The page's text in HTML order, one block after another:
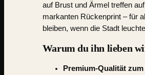
auf Brust und Ärmel treffen
markanten Rückenprint – für
bleiben, wenn die Stadt
Warum du ihn lieben
Premium-Qualität